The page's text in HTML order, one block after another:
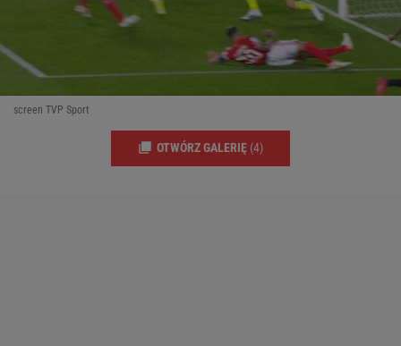
screen TVP Sport
OTWÓRZ GALERIĘ (4)